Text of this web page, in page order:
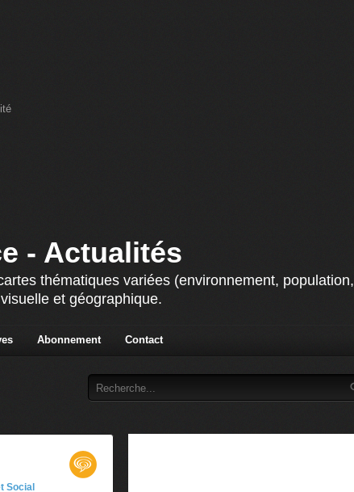
- Actualités
thématiques variées (environnement, population,
et géographique.
Abonnement Contact
Social